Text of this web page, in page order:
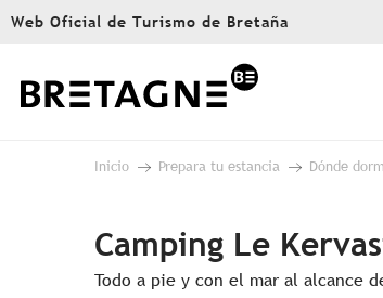
Aller
principal
Web Oficial de Turismo de Bretaña
Inicio Prepara tu estancia Dónde
Camping Le
Todo a pie y con el mar al alcance